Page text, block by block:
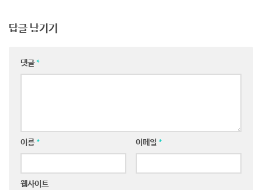
답글 남기기
댓글*
이름* 이메일 *
웹사이트